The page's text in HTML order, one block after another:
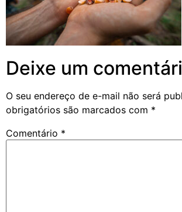
Deixe um
O seu endereço de e-mail não será
obrigatórios são marcados com *
Comentário *